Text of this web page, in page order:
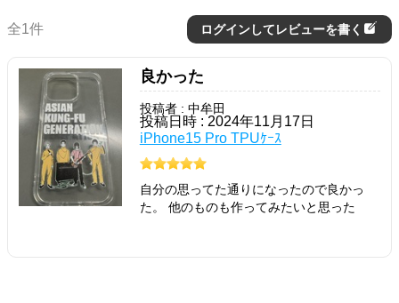
全1件 ログインしてレビューを書く
良かった
投稿者 : 中牟田
投稿日時 : 2024年11月17日
iPhone15 Pro TPUｹｰｽ
自分の思ってた通りになったので良かっ
た。 他のものも作ってみたいと思った